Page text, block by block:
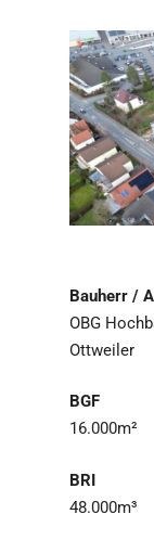
Bauherr /
OBG
Ottweiler
BGF
16.000m²
BRI
48.000m³